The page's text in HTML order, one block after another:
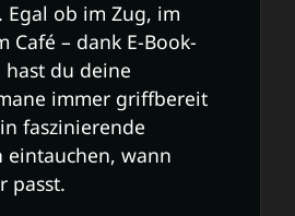
Egal ob im Zug, im
Café – dank E-Book-
du deine
immer griffbereit
faszinierende
eintauchen, wann
passt.